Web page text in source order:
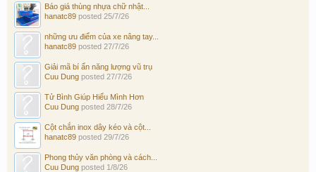
Báo giá thùng nhựa chữ nhật...
hanatc89 posted 25/7/26
những ưu điểm của xe nâng tay...
hanatc89 posted 27/7/26
Giải mã bí ẩn năng lượng vũ trụ
Cuu Dung posted 27/7/26
Tử Bình Giúp Hiểu Mình Hơn
Cuu Dung posted 28/7/26
Cột chắn inox dây kéo và cột...
hanatc89 posted 29/7/26
Phong thủy văn phòng và cách...
Cuu Dung posted 1/8/26